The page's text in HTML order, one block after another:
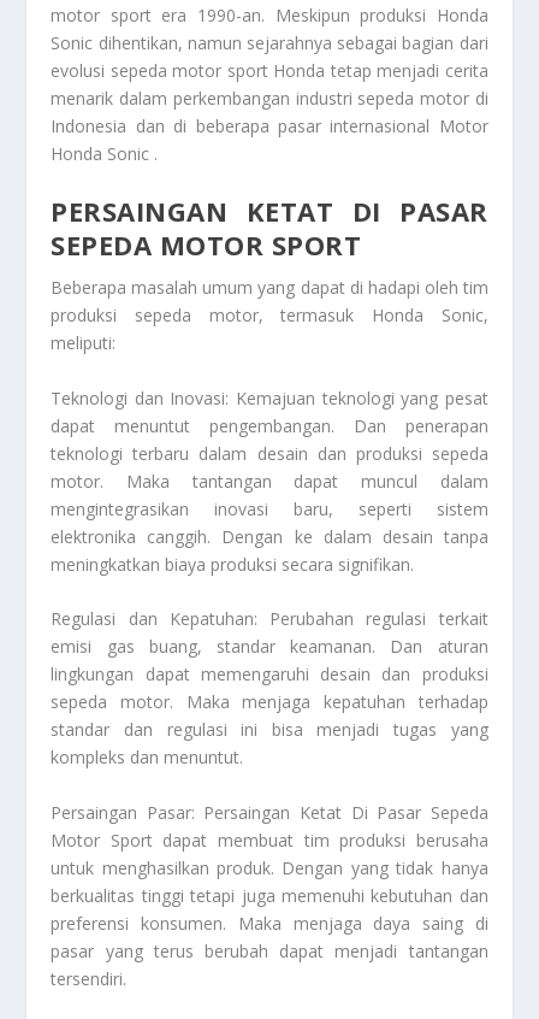
motor sport era 1990-an. Meskipun produksi Honda
Sonic dihentikan, namun sejarahnya sebagai bagian dari
evolusi sepeda motor sport Honda tetap menjadi cerita
menarik dalam perkembangan industri sepeda motor di
Indonesia dan di beberapa pasar internasional Motor
Honda Sonic .
PERSAINGAN KETAT DI PASAR
SEPEDA MOTOR SPORT
Beberapa masalah umum yang dapat di hadapi oleh tim
produksi sepeda motor, termasuk Honda Sonic,
meliputi:
Teknologi dan Inovasi: Kemajuan teknologi yang pesat
dapat menuntut pengembangan. Dan penerapan
teknologi terbaru dalam desain dan produksi sepeda
motor. Maka tantangan dapat muncul dalam
mengintegrasikan inovasi baru, seperti sistem
elektronika canggih. Dengan ke dalam desain tanpa
meningkatkan biaya produksi secara signifikan.
Regulasi dan Kepatuhan: Perubahan regulasi terkait
emisi gas buang, standar keamanan. Dan aturan
lingkungan dapat memengaruhi desain dan produksi
sepeda motor. Maka menjaga kepatuhan terhadap
standar dan regulasi ini bisa menjadi tugas yang
kompleks dan menuntut.
Persaingan Pasar: Persaingan Ketat Di Pasar Sepeda
Motor Sportdapat membuat tim produksi berusaha
untuk menghasilkan produk. Dengan yang tidak hanya
berkualitas tinggi tetapi juga memenuhi kebutuhan dan
preferensi konsumen. Maka menjaga daya saing di
pasar yang terus berubah dapat menjadi tantangan
tersendiri.